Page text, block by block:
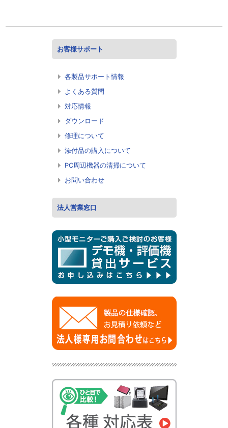
お客様サポート
各製品サポート情報
よくある質問
対応情報
ダウンロード
修理について
添付品の購入について
PC周辺機器の清掃について
お問い合わせ
法人営業窓口